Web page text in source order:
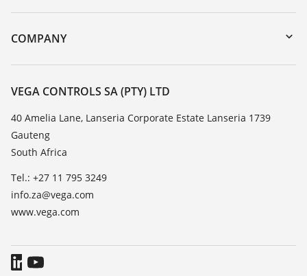
DTM Collection/PACTware
Instrument return
Training
TeamViewer
COMPANY
About VEGA
Contact
News
Press
Blog
VEGA CONTROLS SA (PTY) LTD
40 Amelia Lane, Lanseria Corporate Estate Lanseria 1739
Gauteng
South Africa
Tel.: +27 11 795 3249
info.za@vega.com
www.vega.com